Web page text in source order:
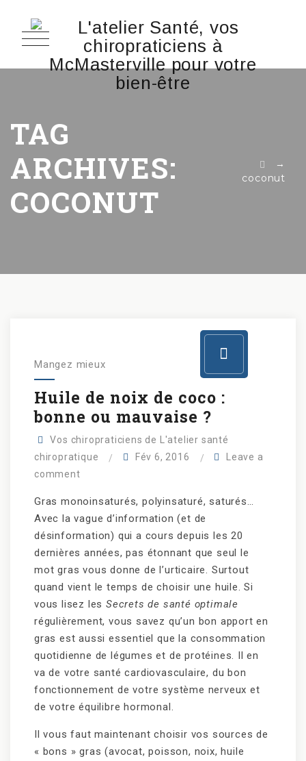
TAG
ARCHIVES:
COCONUT
→
coconut
Mangez mieux
Huile de noix de coco :
bonne ou mauvaise ?
Vos chiropraticiens de L'atelier santé
chiropratique
Fév 6, 2016
Leave a
comment
Gras monoinsaturés, polyinsaturé, saturés…
Avec la vague d’information (et de
désinformation) qui a cours depuis les 20
dernières années, pas étonnant que seul le
mot gras vous donne de l’urticaire. Surtout
quand vient le temps de choisir une huile. Si
vous lisez lesSecrets de santé optimale
régulièrement, vous savez qu’un bon apport en
gras est aussi essentiel que la consommation
quotidienne de légumes et de protéines. Il en
va de votre santé cardiovasculaire, du bon
fonctionnement de votre système nerveux et
de votre équilibre hormonal.
Il vous faut maintenant choisir vos sources de
« bons » gras (avocat, poisson, noix, huile